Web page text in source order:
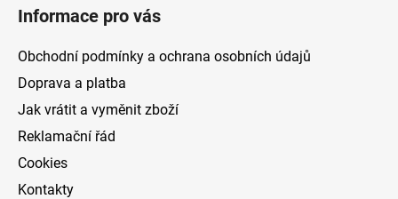
Informace pro vás
Obchodní podmínky a ochrana osobních údajů
Doprava a platba
Jak vrátit a vyměnit zboží
Reklamační řád
Cookies
Kontakty